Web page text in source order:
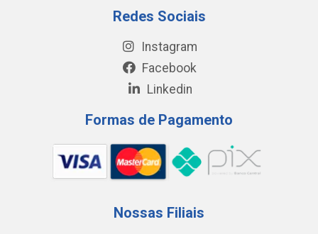
Redes Sociais
Instagram
Facebook
Linkedin
Formas de Pagamento
Nossas Filiais